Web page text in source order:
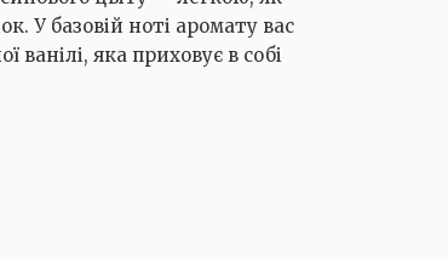
У базовій ноті аромату вас
ванілі, яка приховує в собі